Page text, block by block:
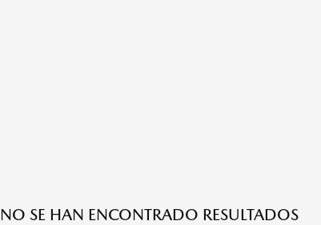
NO SE HAN ENCONTRADO RESULTADOS